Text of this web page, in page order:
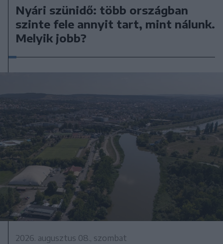
Nyári szünidő: több országban
szinte fele annyit tart, mint nálunk.
Melyik jobb?
2026. augusztus 08., szombat